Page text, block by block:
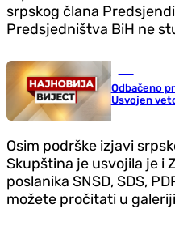
srpskog člana
Predsjedništva BiH ne
Odbačeno
Usvojen
Osim podrške izjavi
Skupština je usvojila je i
poslanika SNSD, SDS,
možete pročitati u